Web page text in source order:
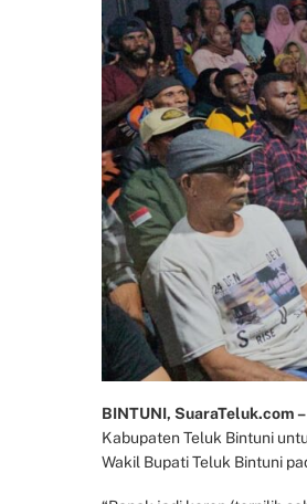
BINTUNI, SuaraTeluk.com –
Kabupaten Teluk Bintuni
Wakil Bupati Teluk Bintuni